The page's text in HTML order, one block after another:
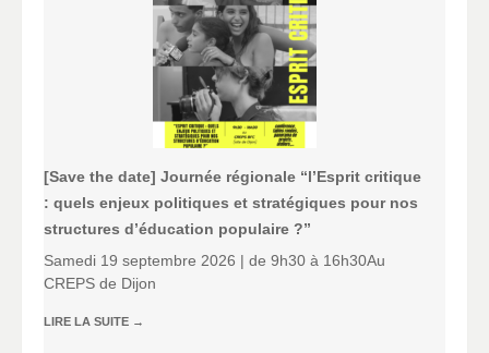
[Save the date] Journée régionale “l’Esprit critique
: quels enjeux politiques et stratégiques pour nos
structures d’éducation populaire ?”
Samedi 19 septembre 2026 | de 9h30 à 16h30Au
CREPS de Dijon
LIRE LA SUITE →